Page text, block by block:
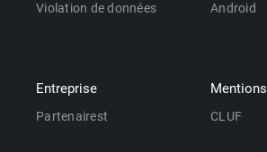
Violation de données Android
Entreprise
Partenairest CLUF